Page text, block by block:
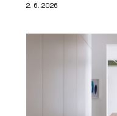
2. 6. 2026